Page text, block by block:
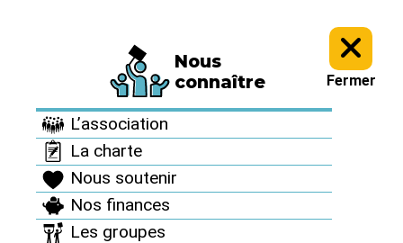
Nous
connaître
L’association
La charte
Nous soutenir
Nos finances
Les groupes
Fermer
Informez vous > Culture antinucléaire >
Archives : Des artistes
Archives : Des artistes
avec nous